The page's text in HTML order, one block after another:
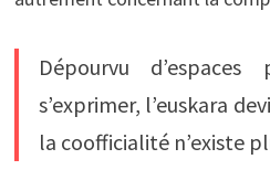
Dépourvu
s’exprimer, l’euskara
la coofficialité n’existe